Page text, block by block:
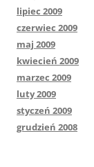
lipiec 2009
czerwiec 2009
maj 2009
kwiecień 2009
marzec 2009
luty 2009
styczeń 2009
grudzień 2008